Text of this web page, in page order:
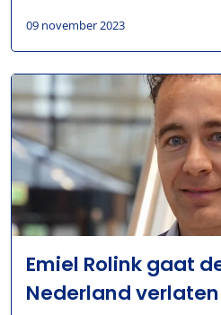
09 november 2023
Emiel Rolink gaat
Nederland verlaten